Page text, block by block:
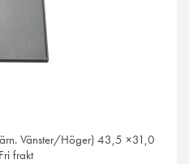
Vänster/Höger) 43,5 ×31,0
frakt